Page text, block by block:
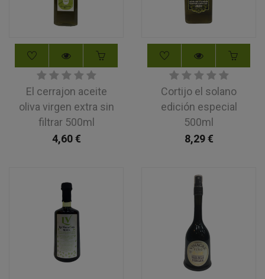
El cerrajon aceite
oliva virgen extra sin
filtrar 500ml
4,60€
Cortijo el solano
edición especial
500ml
8,29€